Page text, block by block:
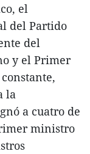
el
del Partido
del
y el Primer
la
a cuatro de
ministro